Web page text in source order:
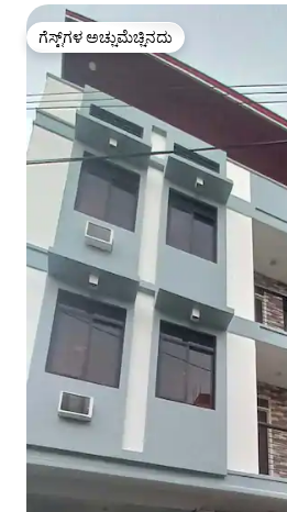
ಗೆಸ್ಟ್‌ಗಳ ಅಚ್ಚುಮೆಚ್ಚಿನದು
ಗೆಸ್ಟ್‌ಗಳ ಅಚ್ಚುಮೆಚ್ಚಿನದು